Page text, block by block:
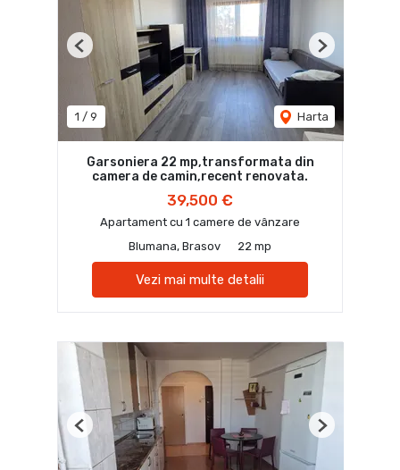
1 / 9 Harta
Previous Next
Garsoniera 22 mp,transformata din
camera de camin,recent renovata.
39,500 €
Apartament cu 1 camere de vânzare
Blumana, Brasov
22 mp
Vezi mai multe detalii
Previous Next